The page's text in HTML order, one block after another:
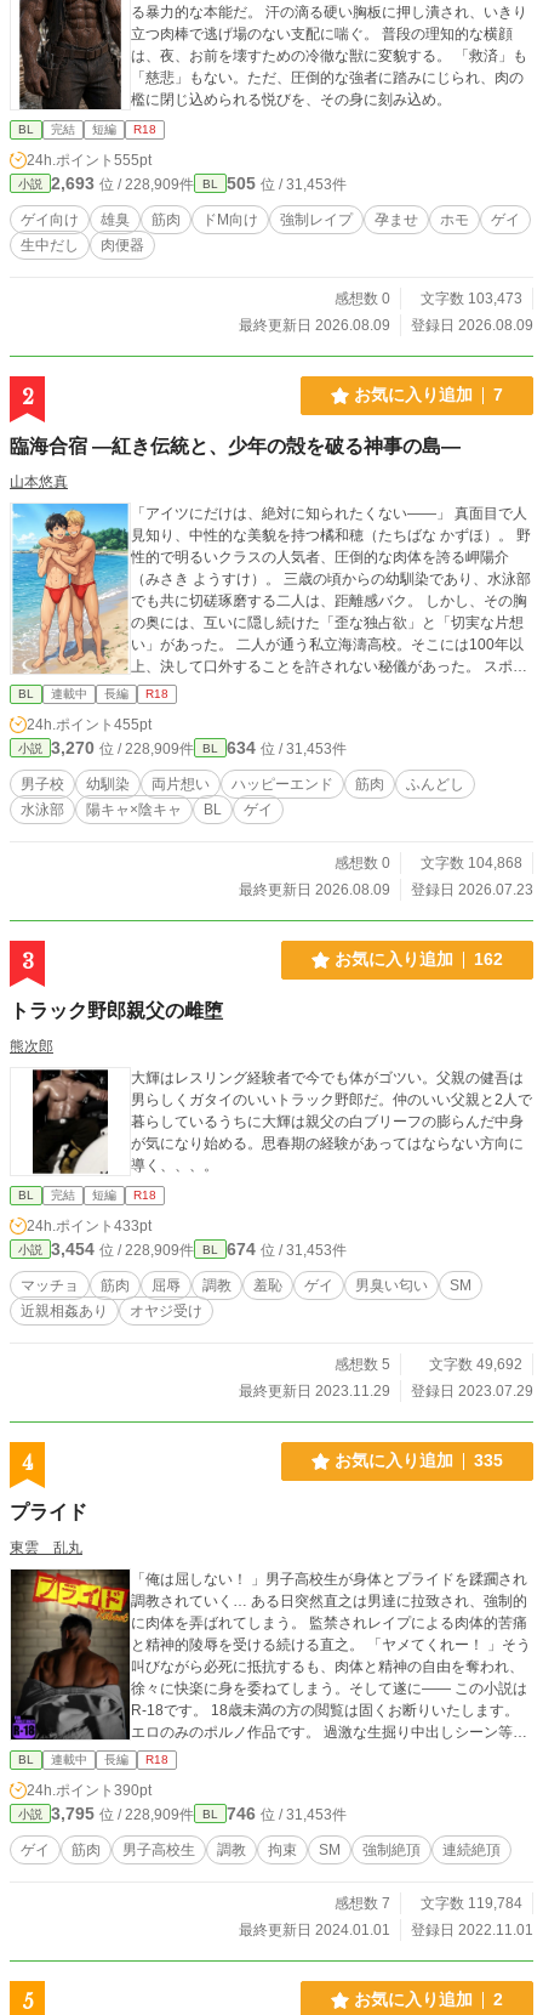
る暴力的な本能だ。 汗の滴る硬い胸板に押し潰され、いきり
立つ肉棒で逃げ場のない支配に喘ぐ。 普段の理知的な横顔
は、夜、お前を壊すための冷徹な獣に変貌する。 「救済」も
「慈悲」もない。ただ、圧倒的な強者に踏みにじられ、肉の
檻に閉じ込められる悦びを、その身に刻み込め。
BL 完結 短編 R18
24h.ポイント 555pt
小説 2,693 位 / 228,909件 BL 505 位 / 31,453件
ゲイ向け 雄臭 筋肉 ドM向け 強制レイプ 孕ませ ホモ
ゲイ
生中だし
肉便器
感想数 0
文字数 103,473
最終更新日 2026.08.09
登録日 2026.08.09
2 お気に入り追加 7
臨海合宿 ―紅き伝統と、少年の殻を破る神事の島―
山本悠真
「アイツにだけは、絶対に知られたくない――」 真面目で人
見知り、中性的な美貌を持つ橘和穂（たちばな かずほ）。 野
性的で明るいクラスの人気者、圧倒的な肉体を誇る岬陽介
（みさき ようすけ）。 三歳の頃からの幼馴染であり、水泳部
でも共に切磋琢磨する二人は、距離感バク。 しかし、その胸
の奥には、互いに隠し続けた「歪な独占欲」と「切実な片想
い」があった。 二人が通う私立海濤高校。そこには100年以
上、決して口外することを許されない秘儀があった。 スポー
ツ特待生の少年たちが、合宿の際に辿り着く場所――それ
は、孤島に鎮座する「金精様」の社。 両片想いだった和穂と
陽介は、前日の秘密の「ふんどし練習」でお互いへの思いを
募らせて、臨海合宿に臨む。そこで課せられたのは、あまり
に苛烈で、官能的な神事だった。 触れ合う素肌の熱、高鳴る
鼓動、そして互いの「欲」を封じ込められた絶望的なまでの
渇き。 静寂に包まれた社の中で、二人はただ、相手の体温だ
り、重い鎖が解き放たれたとき。 極限まで高まった二人の
「好き」は、もはや誰にも止められない衝動となって爆発す
捧げられるのは、純潔と、魂を分かち合う初契り。 幼馴染と
いう「殻」が壊れるとき、二人の関係はどこへ向かうのか―
長】165cm 【体重】56kg 【誕生日】11月28日（いて座）
【性格】真面目で、やや陰キャ。 人見知りが結構激
しい でも、周りはわりと観察している いろ
いろ気にするタイプ。 陽介と二人だと、よくしゃべ
る。 冷静に見えて天然。 ☆岬陽介 【身長】170cm
【体重】63kg 【誕生日】8月31日（おとめ座） 【血液型】Ｏ
型 【部活】水泳部 【容姿】明るめの茶髪（ほぼ金髪）。
の１年生では一番筋肉質 【性格】典型的陽キャ。お調子者だ
がすぐテンパる。 裏表のない性格で、バカ正直。優
しい。 割と脊髄反射で生きてる 恋愛にだけ
はむちゃくちゃビビり。 〜〜〜〜〜〜〜 ※特殊設定（ふんど
し、全裸生活、神事など）を含みますのでご注意ください！
BL 連載中 長編 R18
24h.ポイント 455pt
小説 3,270 位 / 228,909件 BL 634 位 / 31,453件
男子校 幼馴染 両片想い ハッピーエンド 筋肉
ふんどし
水泳部
陽キャ×陰キャ BL ゲイ
感想数 0
文字数 104,868
最終更新日 2026.08.09
登録日 2026.07.23
3 お気に入り追加 162
トラック野郎親父の雌堕
熊次郎
大輝はレスリング経験者で今でも体がゴツい。父親の健吾は
男らしくガタイのいいトラック野郎だ。仲のいい父親と2人で
暮らしているうちに大輝は親父の白ブリーフの膨らんだ中身
が気になり始める。思春期の経験があってはならない方向に
導く、、、。
BL 完結 短編 R18
24h.ポイント 433pt
小説 3,454 位 / 228,909件 BL 674 位 / 31,453件
マッチョ 筋肉 屈辱 調教 羞恥 ゲイ 男臭い匂い
SM
近親相姦あり
オヤジ受け
感想数 5
文字数 49,692
最終更新日 2023.11.29
登録日 2023.07.29
4 お気に入り追加 335
プライド
東雲 乱丸
「俺は屈しない！ 」男子高校生が身体とプライドを蹂躙され
調教されていく… ある日突然直之は男達に拉致され、強制的
に肉体を弄ばれてしまう。 監禁されレイプによる肉体的苦痛
と精神的陵辱を受ける続ける直之。 「ヤメてくれー！ 」そう
叫びながら必死に抵抗するも、肉体と精神の自由を奪われ、
徐々に快楽に身を委ねてしまう。そして遂に―― この小説は
R-18です。 18歳未満の方の閲覧は固くお断りいたします。
エロのみのポルノ作品です。 過激な生掘り中出しシーン等を
含む暴力的な性表現がありますのでご注意下さい。 詳しくは
タグを確認頂き、苦手要素が含まれる方はお避け下さい。 こ
の小説はフィクションです。 登場する人物・団体・名称等は
架空であり、実在のものとは関係ありません。 また皆様に於
かれましては、性感染症防止の観点からもコンドームを着用
し、セーファーセックスを心掛けましょう。
BL 連載中 長編 R18
24h.ポイント 390pt
小説 3,795 位 / 228,909件 BL 746 位 / 31,453件
ゲイ 筋肉 男子高校生 調教 拘束 SM 強制絶頂 連続絶頂
感想数 7
文字数 119,784
最終更新日 2024.01.01
登録日 2022.11.01
5 お気に入り追加 2